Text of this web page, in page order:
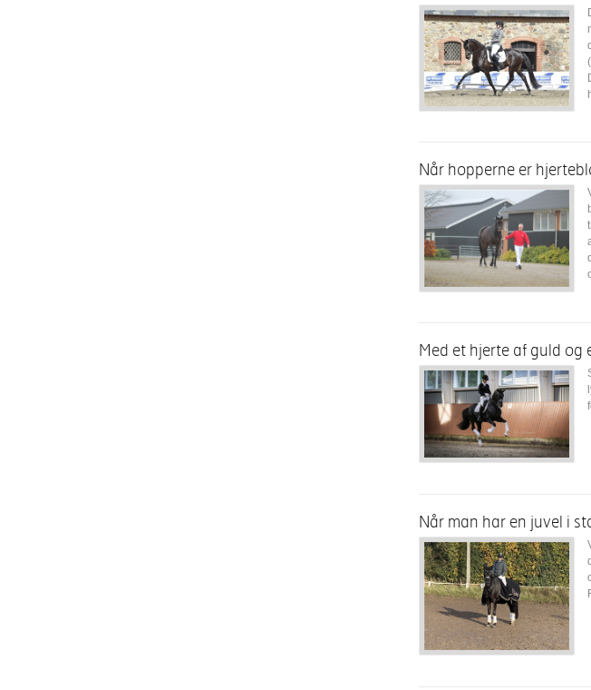
Når hopperne er
Med et hjerte af guld og
Når man har en juvel i